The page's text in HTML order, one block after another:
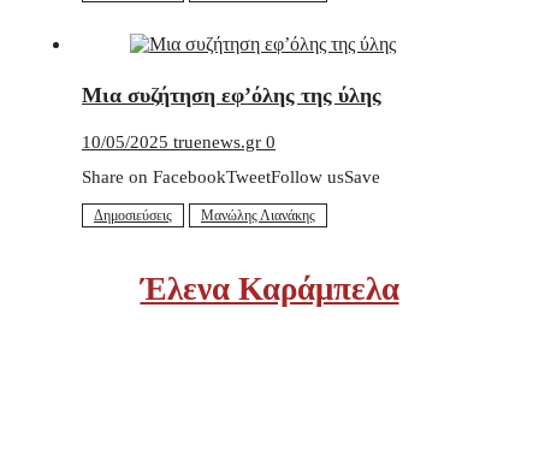
Μια συζήτηση εφ’όλης της ύλης
10/05/2025 truenews.gr 0
Share on FacebookTweetFollow usSave
Δημοσιεύσεις Μανώλης Λιανάκης
Έλενα Καράμπελα